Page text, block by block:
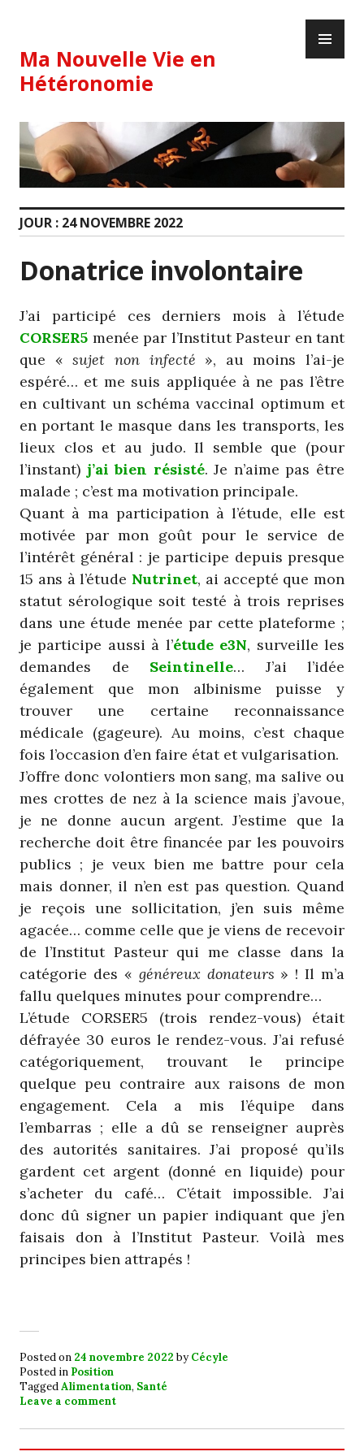
content
Ma Nouvelle Vie en
Hétéronomie
JOUR : 24 NOVEMBRE 2022
Donatrice involontaire
J’ai participé ces derniers mois à l’étude
CORSER5 menée par l’Institut Pasteur en tant
que «sujet non infecté », au moins l’ai-je
espéré… et me suis appliquée à ne pas l’être
en cultivant un schéma vaccinal optimum et
en portant le masque dans les transports, les
lieux clos et au judo. Il semble que (pour
l’instant) j’ai bien résisté. Je n’aime pas être
malade ; c’est ma motivation principale.
Quant à ma participation à l’étude, elle est
motivée par mon goût pour le service de
l’intérêt général : je participe depuis presque
15 ans à l’étude Nutrinet, ai accepté que mon
statut sérologique soit testé à trois reprises
dans une étude menée par cette plateforme ;
je participe aussi à l’étude e3N, surveille les
demandes de Seintinelle… J’ai l’idée
également que mon albinisme puisse y
trouver une certaine reconnaissance
médicale (gageure). Au moins, c’est chaque
fois l’occasion d’en faire état et vulgarisation.
J’offre donc volontiers mon sang, ma salive ou
mes crottes de nez à la science mais j’avoue,
je ne donne aucun argent. J’estime que la
recherche doit être financée par les pouvoirs
publics ; je veux bien me battre pour cela
mais donner, il n’en est pas question. Quand
je reçois une sollicitation, j’en suis même
agacée… comme celle que je viens de recevoir
de l’Institut Pasteur qui me classe dans la
catégorie des « généreux donateurs » ! Il m’a
fallu quelques minutes pour comprendre…
L’étude CORSER5 (trois rendez-vous) était
défrayée 30 euros le rendez-vous. J’ai refusé
catégoriquement, trouvant le principe
quelque peu contraire aux raisons de mon
engagement. Cela a mis l’équipe dans
l’embarras ; elle a dû se renseigner auprès
des autorités sanitaires. J’ai proposé qu’ils
gardent cet argent (donné en liquide) pour
s’acheter du café… C’était impossible. J’ai
donc dû signer un papier indiquant que j’en
faisais don à l’Institut Pasteur. Voilà mes
principes bien attrapés !
Posted on 24 novembre 2022 byCécyle
Posted in Position
TaggedAlimentation, Santé
Leave a comment